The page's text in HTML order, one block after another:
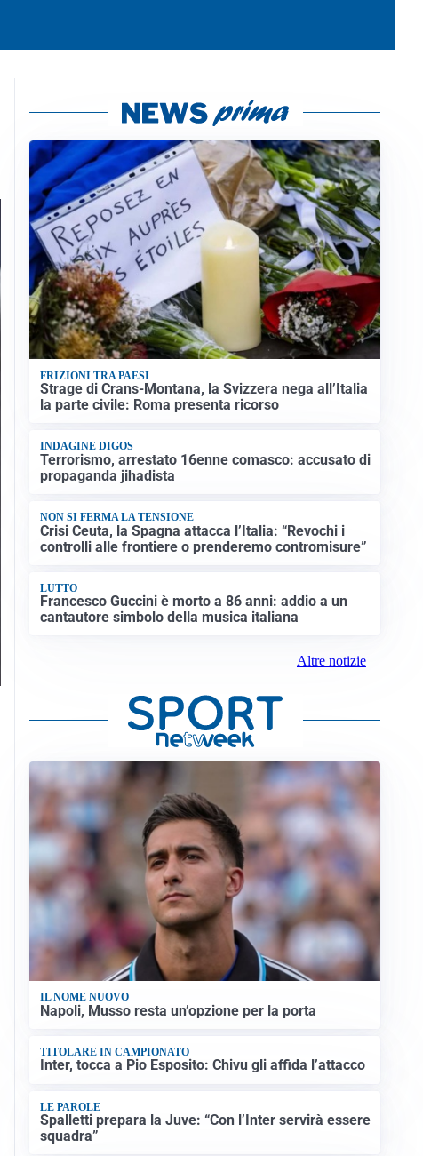
FRIZIONI TRA PAESI
Strage di Crans-Montana, la Svizzera nega all’Italia
la parte civile: Roma presenta ricorso
INDAGINE DIGOS
Terrorismo, arrestato 16enne comasco: accusato di
propaganda jihadista
NON SI FERMA LA TENSIONE
Crisi Ceuta, la Spagna attacca l’Italia: “Revochi i
controlli alle frontiere o prenderemo contromisure”
LUTTO
Francesco Guccini è morto a 86 anni: addio a un
cantautore simbolo della musica italiana
Altre notizie
IL NOME NUOVO
Napoli, Musso resta un’opzione per la porta
TITOLARE IN CAMPIONATO
Inter, tocca a Pio Esposito: Chivu gli affida l’attacco
LE PAROLE
Spalletti prepara la Juve: “Con l’Inter servirà essere
squadra”